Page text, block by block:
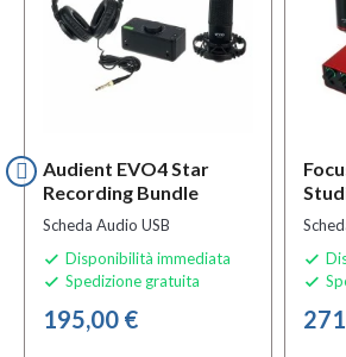
Audient EVO4 Star
Recording Bundle
Scheda Audio USB
 Disponibilità immediata
 Spedizione gratuita
195,00 €

